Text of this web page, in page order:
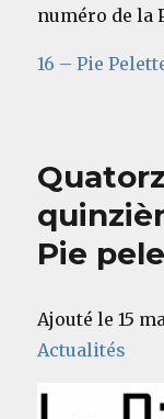
numéro de la
16 – Pie
Pie
Ajouté le 15
Actualités